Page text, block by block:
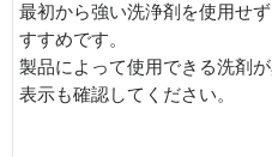
最初から強い洗浄剤を使用せ
すすめです。
製品によって使用できる洗剤
表示も確認してください。